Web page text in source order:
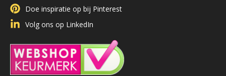
Doe inspiratie op bij Pinterest
Volg ons op LinkedIn